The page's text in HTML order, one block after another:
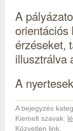
A
orientációs
érzéseket,
illusztrálva
A
A bejegyzés
Kiemelt szavak:
Közvetlen link